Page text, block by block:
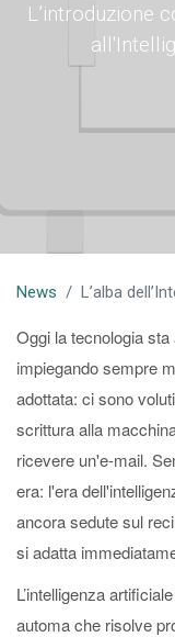
L’introduzione
News L’alba
Oggi la tecnologia
impiegando sempre
adottata: ci sono
scrittura alla
ricevere un'e-mail.
era: l'era
ancora sedute sul
si adatta
L’intelligenza
automa che risolve